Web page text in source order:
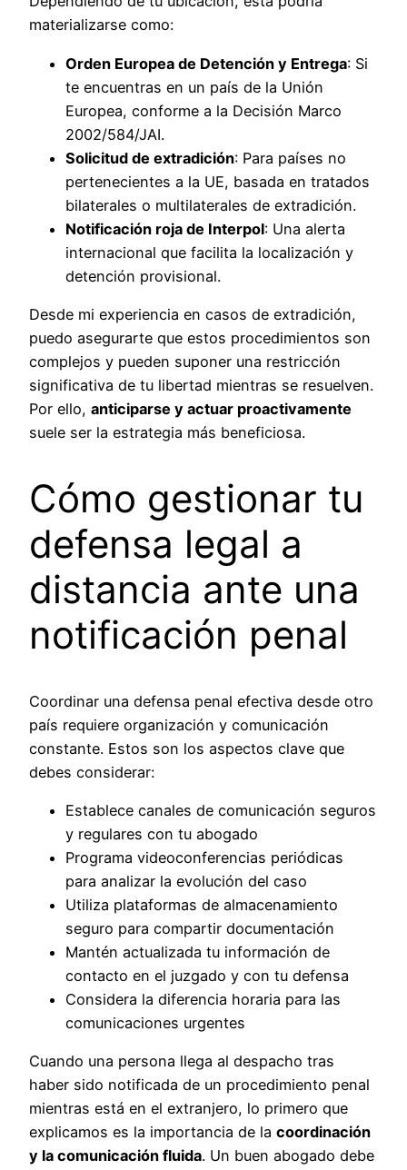
materializarse como:
Orden Europea de Detención y Entrega: Si
te encuentras en un país de la Unión
Europea, conforme a la Decisión Marco
2002/584/JAI.
Solicitud de extradición: Para países no
pertenecientes a la UE, basada en tratados
bilaterales o multilaterales de extradición.
Notificación roja de Interpol: Una alerta
internacional que facilita la localización y
detención provisional.
Desde mi experiencia en casos de extradición,
puedo asegurarte que estos procedimientos son
complejos y pueden suponer una restricción
significativa de tu libertad mientras se resuelven.
Por ello, anticiparse y actuar proactivamente
suele ser la estrategia más beneficiosa.
Cómo gestionar tu
defensa legal a
distancia ante una
notificación penal
Coordinar una defensa penal efectiva desde otro
país requiere organización y comunicación
constante. Estos son los aspectos clave que
debes considerar:
Establece canales de comunicación seguros
y regulares con tu abogado
Programa videoconferencias periódicas
para analizar la evolución del caso
Utiliza plataformas de almacenamiento
seguro para compartir documentación
Mantén actualizada tu información de
contacto en el juzgado y con tu defensa
Considera la diferencia horaria para las
comunicaciones urgentes
Cuando una persona llega al despacho tras
haber sido notificada de un procedimiento penal
mientras está en el extranjero, lo primero que
explicamos es la importancia de la coordinación
y la comunicación fluida. Un buen abogado debe